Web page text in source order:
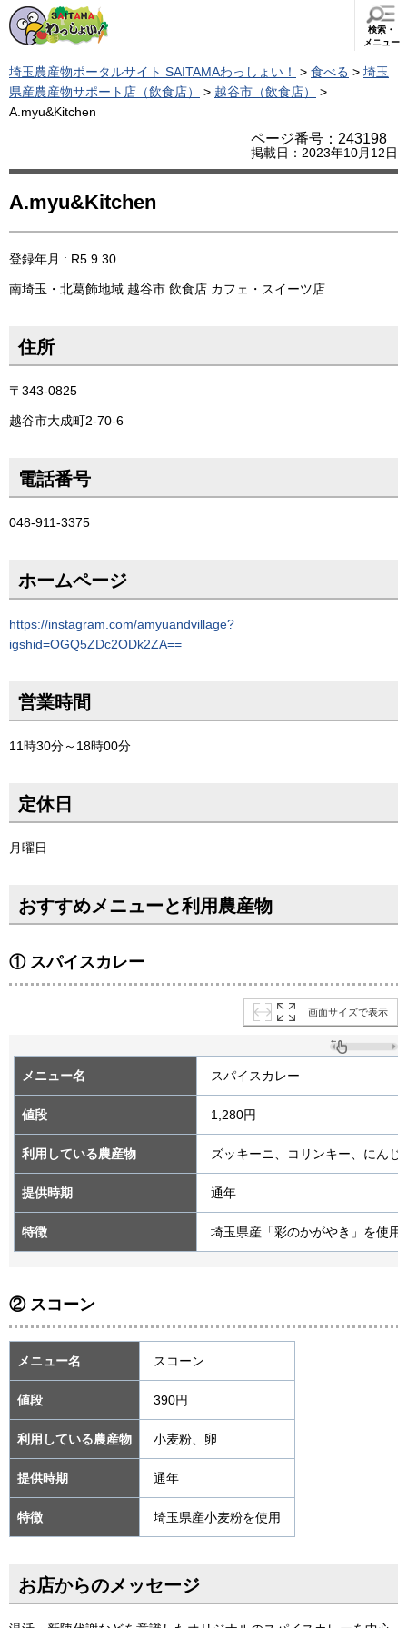
検索・
メニュー
埼玉農産物ポータルサイト SAITAMAわっしょい！ > 食べる > 埼玉
県産農産物サポート店（飲食店）
> 越谷市（飲食店）
>
A.myu&Kitchen
ページ番号：243198
掲載日：2023年10月12日
A.myu&Kitchen
登録年月 : R5.9.30
南埼玉・北葛飾地域 越谷市 飲食店 カフェ・スイーツ店
住所
〒343-0825
越谷市大成町2-70-6
電話番号
048-911-3375
ホームページ
https://instagram.com/amyuandvillage?
igshid=OGQ5ZDc2ODk2ZA==
営業時間
11時30分～18時00分
定休日
月曜日
おすすめメニューと利用農産物
① スパイスカレー
画面サイズで表示
メニュー名 スパイスカレー
値段 1,280円
利用している農産物 ズッキーニ、コリンキー、にんじ
提供時期 通年
特徴 埼玉県産「彩のかがやき」を使用
② スコーン
メニュー名 スコーン
値段 390円
利用している農産物 小麦粉、卵
提供時期 通年
特徴 埼玉県産小麦粉を使用
お店からのメッセージ